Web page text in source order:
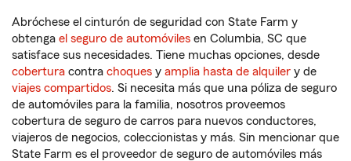
Abróchese el cinturón de seguridad con State Farm y
obtenga el seguro de automóviles en Columbia, SC que
satisface sus necesidades. Tiene muchas opciones, desde
cobertura contra choques y amplia hasta de alquiler y de
viajes compartidos. Si necesita más que una póliza de seguro
de automóviles para la familia, nosotros proveemos
cobertura de seguro de carros para nuevos conductores,
viajeros de negocios, coleccionistas y más. Sin mencionar que
State Farm es el proveedor de seguro de automóviles más